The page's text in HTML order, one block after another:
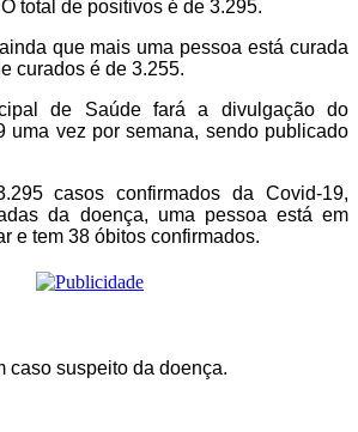
total de positivos é de 3.295.
que mais uma pessoa está curada
curados é de 3.255.
de Saúde fará a divulgação do
uma vez por semana, sendo publicado
casos confirmados da Covid-19,
da doença, uma pessoa está em
e tem 38 óbitos confirmados.
caso suspeito da doença.